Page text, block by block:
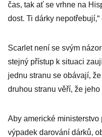
čas, tak ať se vrhne na
dost. Ti dárky
Scarlet není se svým
stejný přístup k situaci
jednu stranu se obávají,
druhou stranu věří, že
Aby americké
výpadek darování dárků,